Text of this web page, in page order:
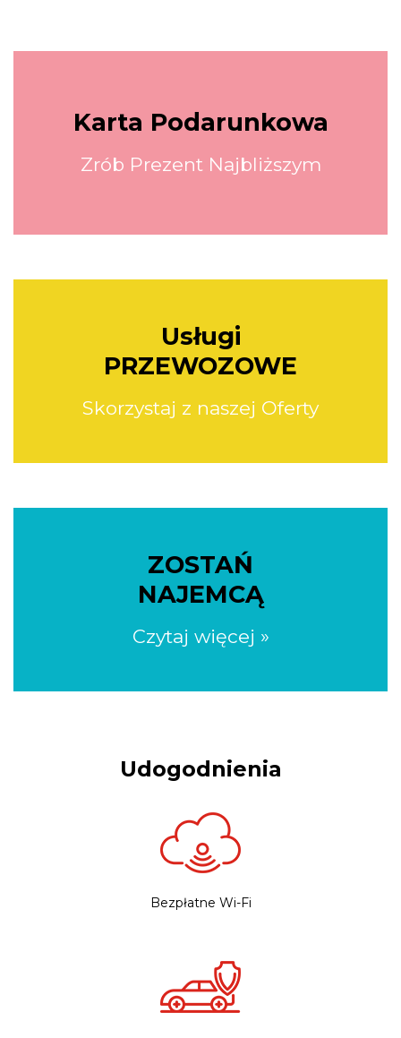
Karta Podarunkowa
Zrób Prezent Najbliższym
Usługi
PRZEWOZOWE
Skorzystaj z naszej Oferty
ZOSTAŃ
NAJEMCĄ
Czytaj więcej »
Udogodnienia
Bezpłatne Wi-Fi